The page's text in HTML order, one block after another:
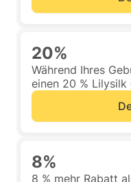
20%
Während Ihres
einen 20 % Lilysilk
8%
8 % mehr Rabatt